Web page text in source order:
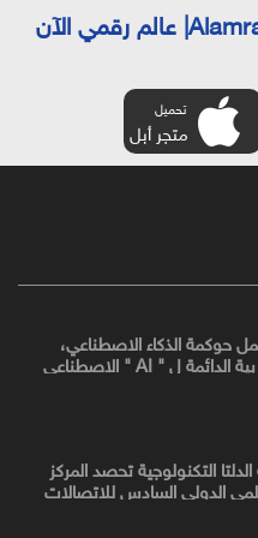
تحميل
متجر أبل
حوكمة الذكاء الاصطناعي،
والحوسبة باللجنة العربية الدائمة ل " AI " الاصطناعي
التكنولوجية تحصد المركز
الدولي السادس للاتصالات